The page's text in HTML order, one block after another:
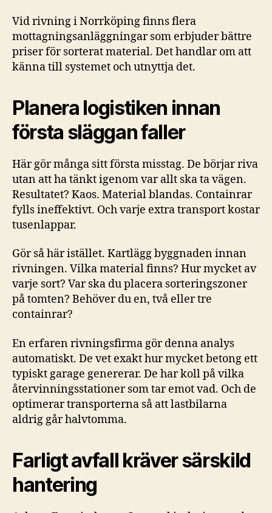
Vid rivning i Norrköping finns flera
mottagningsanläggningar som erbjuder bättre
priser för sorterat material. Det handlar om att
känna till systemet och utnyttja det.
Planera logistiken innan
första släggan faller
Här gör många sitt första misstag. De börjar riva
utan att ha tänkt igenom var allt ska ta vägen.
Resultatet? Kaos. Material blandas. Containrar
fylls ineffektivt. Och varje extra transport kostar
tusenlappar.
Gör så här istället. Kartlägg byggnaden innan
rivningen. Vilka material finns? Hur mycket av
varje sort? Var ska du placera sorteringszoner
på tomten? Behöver du en, två eller tre
containrar?
En erfaren rivningsfirma gör denna analys
automatiskt. De vet exakt hur mycket betong ett
typiskt garage genererar. De har koll på vilka
återvinningsstationer som tar emot vad. Och de
optimerar transporterna så att lastbilarna
aldrig går halvtomma.
Farligt avfall kräver särskild
hantering